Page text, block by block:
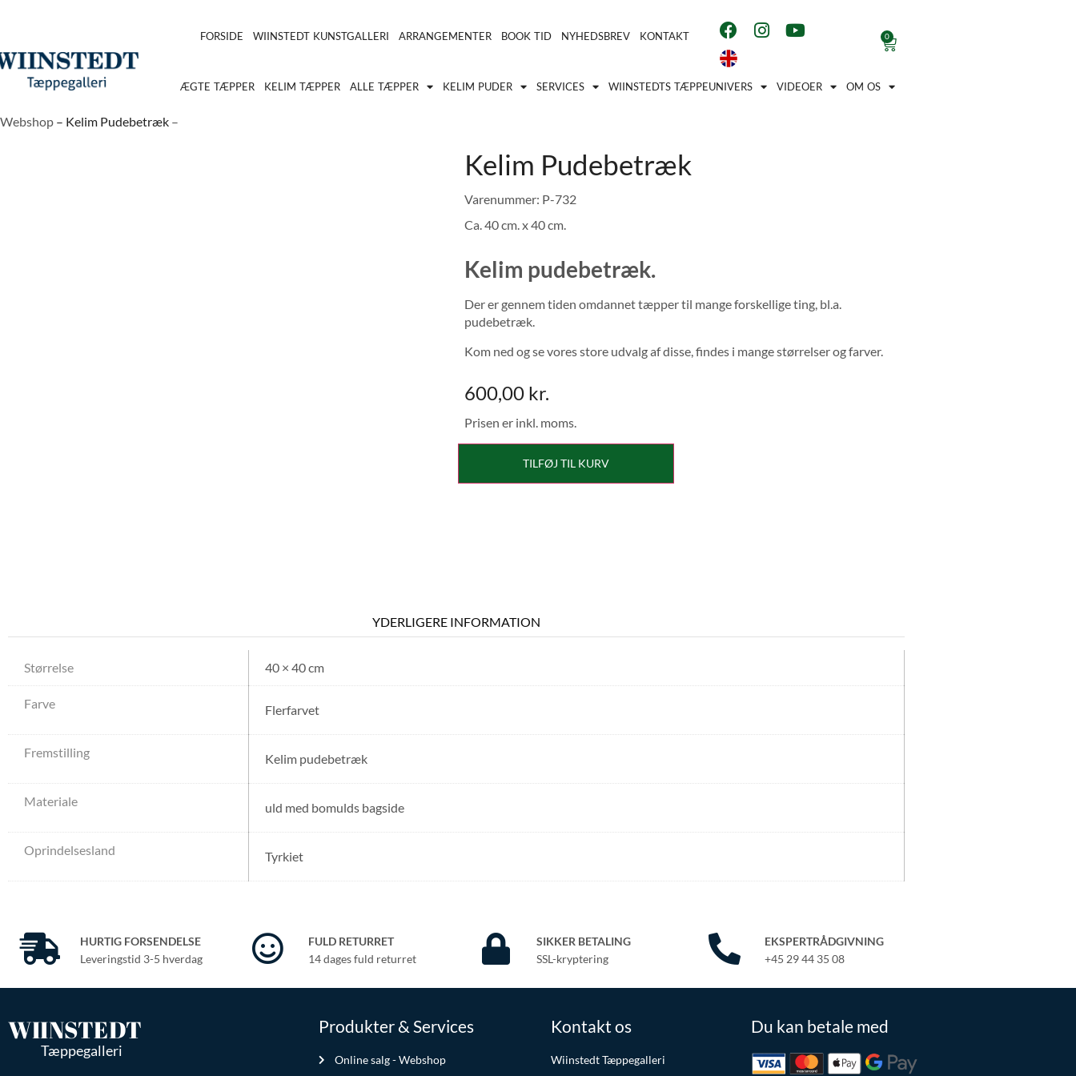
FORSIDE WIINSTEDT KUNSTGALLERI ARRANGEMENTER BOOK TID NYHEDSBREV KONTAKT 0
ÆGTE TÆPPER KELIM TÆPPER ALLE TÆPPER KELIM PUDER SERVICES WIINSTEDTS TÆPPEUNIVERS VIDEOER OM OS
Webshop – Kelim Pudebetræk –
Kelim Pudebetræk
Varenummer: P-732
Ca. 40 cm. x 40 cm.
Kelim pudebetræk.
Der er gennem tiden omdannet tæpper til mange forskellige ting, bl.a.
pudebetræk.
Kom ned og se vores store udvalg af disse, findes i mange størrelser og farver.
600,00 kr.
Prisen er inkl. moms.
TILFØJ TIL KURV
YDERLIGERE INFORMATION
Størrelse 40 × 40 cm
Farve Flerfarvet
Fremstilling Kelim pudebetræk
Materiale uld med bomulds bagside
Oprindelsesland Tyrkiet
HURTIG FORSENDELSE
Leveringstid 3-5 hverdag
FULD RETURRET
14 dages fuld returret
SIKKER BETALING
SSL-kryptering
EKSPERTRÅDGIVNING
+45 29 44 35 08
WIINSTEDT
Tæppegalleri
Produkter & Services
Online salg - Webshop
Kontakt os
Wiinstedt Tæppegalleri
Du kan betale med